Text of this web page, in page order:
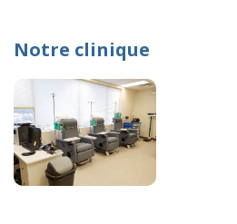
Notre clinique